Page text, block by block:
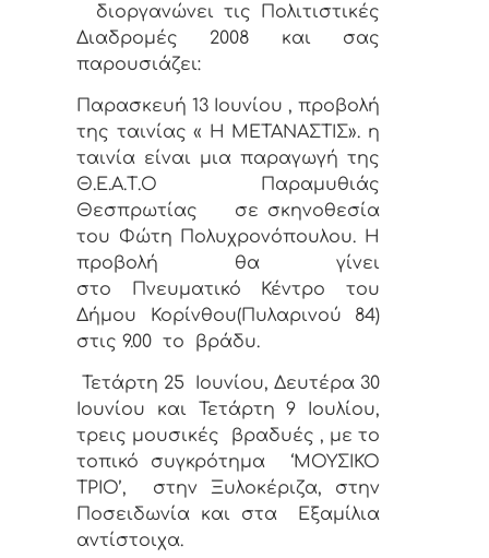
διοργανώνει τις Πολιτιστικές
Διαδρομές 2008 και σας
παρουσιάζει:
Παρασκευή 13 Ιουνίου , προβολή
της ταινίας « Η ΜΕΤΑΝΑΣΤΙΣ». η
ταινία είναι μια παραγωγή της
Θ.Ε.Α.Τ.Ο
Παραμυθιάς
Θεσπρωτίας
σε σκηνοθεσία
του Φώτη Πολυχρονόπουλου. Η
προβολή θα γίνει
στο
Πνευματικό Κέντρο του
Δήμου Κορίνθου(Πυλαρινού 84)
στις 9.00 το βράδυ.
Τετάρτη 25
Ιουνίου, Δευτέρα 30
Ιουνίου και Τετάρτη 9 Ιουλίου,
τρεις μουσικές
βραδυές , με το
τοπικό συγκρότημα
‘ΜΟΥΣΙΚΟ
ΤΡΙΟ’,
στην Ξυλοκέριζα, στην
Ποσειδωνία και στα
Εξαμίλια
αντίστοιχα.